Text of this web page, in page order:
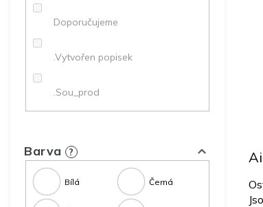
Doporučujeme
.Vytvořen popisek
.Sou_prod
Barva ?
Bílá Černá